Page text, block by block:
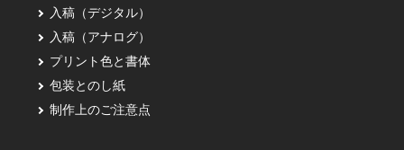
入稿（デジタル）
入稿（アナログ）
プリント色と書体
包装とのし紙
制作上のご注意点